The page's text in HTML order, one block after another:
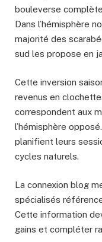
bouleverse
Dans l’hémisphère
majorité des
sud les propose en
Cette inversion
revenus en
correspondent aux
l’hémisphère
planifient leurs
cycles naturels.
La connexion blog
spécialisés
Cette information
gains et compléter